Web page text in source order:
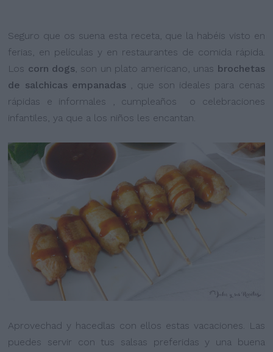
Seguro que os suena esta receta, que la habéis visto en
ferias, en películas y en restaurantes de comida rápida.
Los corn dogs, son un plato americano, unas brochetas
de salchicas empanadas, que son ideales para cenas
rápidas e informales , cumpleaños o celebraciones
infantiles, ya que a los niños les encantan.
Aprovechad y hacedlas con ellos estas vacaciones. Las
puedes servir con tus salsas preferidas y una buena